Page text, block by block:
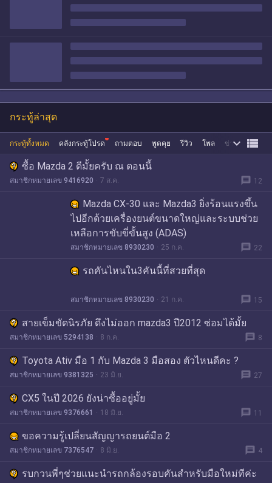
กระทู้ล่าสุด
กระทู้ทั้งหมด คลังกระทู้โปรด ถามตอบ พูดคุย รีวิว โพล ข่าว ซื้อขาย
 
ซื้อ Mazda 2 ดีมั้ยครับ ณ ตอนนี้
สมาชิกหมายเลข 9416920 7 ส.ค. message 12
Mazda CX-30 และ Mazda3 ยิ่งร้อนแรงขึ้น
ไปอีกด้วยเครื่องยนต์ขนาดใหญ่และระบบช่วย
เหลือการขับขี่ขั้นสูง (ADAS)
สมาชิกหมายเลข 8930230 25 ก.ค. message 22
รถคันไหนใน3คันนี้ที่สวยที่สุด
สมาชิกหมายเลข 8930230 21 ก.ค. message 15
สายเข็มขัดนิรภัย ดึงไม่ออก mazda3 ปี2012 ซ่อมได้มั้ย
สมาชิกหมายเลข 5294138 8 ก.ค. message 8
Toyota Ativ มือ 1 กับ Mazda 3 มือสอง ตัวไหนดีคะ ?
สมาชิกหมายเลข 9381325 23 มิ.ย. message 27
CX5 ในปี 2026 ยังน่าซื้ออยู่มั้ย
สมาชิกหมายเลข 9376661 18 มิ.ย. message 11
ขอความรู้เปลี่ยนสัญญารถยนต์มือ 2
สมาชิกหมายเลข 7376547 8 มิ.ย. message 4
รบกวนพี่ๆช่วยแนะนำรถกล้องรอบคันสำหรับมือใหม่ทีค่ะ